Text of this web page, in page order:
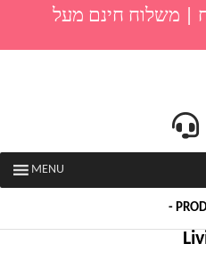
הזמנה 94.99שח | משלוח חינם מעל
MENU